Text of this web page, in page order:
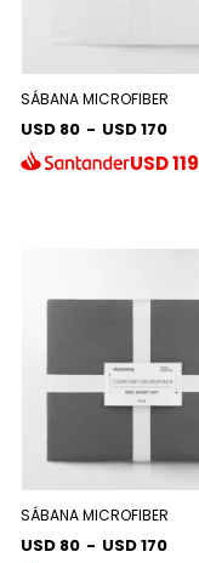
SÁBANA MICROFIBER
USD 80 - USD 170
USD119
SÁBANA MICROFIBER
USD 80 - USD 170